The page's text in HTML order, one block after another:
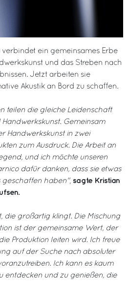
verbindet ein gemeinsames Erbe
und das Streben nach
Jetzt arbeiten sie
Akustik an Bord zu schaffen.
teilen die gleiche Leidenschaft
Gemeinsam
Handwerkskunst in zwei
zum Ausdruck. Die Arbeit an
und ich möchte unseren
dafür danken, dass sie etwas
geschaffen haben", sagte Kristian
die großartig klingt. Die Mischung
ist der gemeinsame Wert, der
Produktion leiten wird. Ich freue
auf der Suche nach absoluter
Ich kann es kaum
entdecken und zu genießen, die